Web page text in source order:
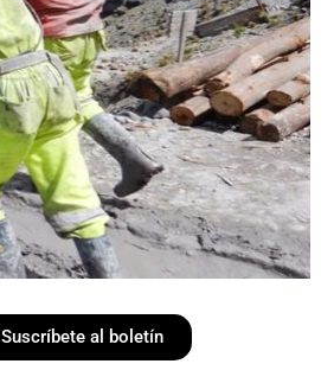
Suscríbete al boletín